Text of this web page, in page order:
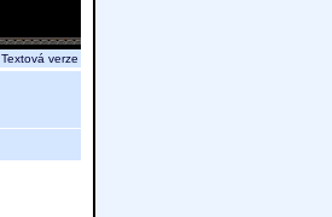
Textová verze